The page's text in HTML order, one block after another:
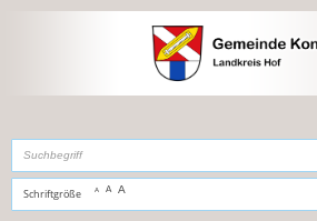
,zur Navigationoderzur Startseitespringen.
Schriftgröße A A A